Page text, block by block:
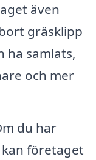
även
gräsklipp
ha samlats,
och mer
du har
företaget